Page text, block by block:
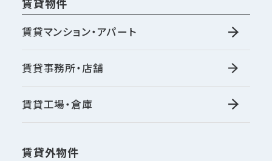
賃貸マンション・アパート
賃貸事務所・店舗
賃貸工場・倉庫
賃貸外物件